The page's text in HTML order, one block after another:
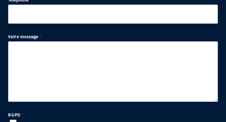
Votre message*
RGPD*